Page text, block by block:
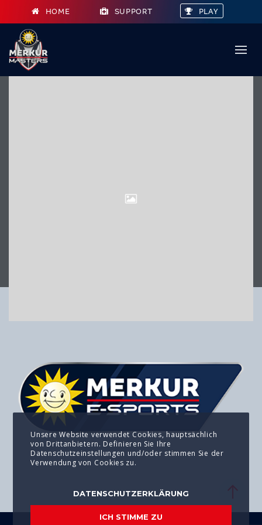
HOME SUPPORT PLAY
Unsere Website verwendet Cookies, hauptsächlich
von Drittanbietern. Definieren Sie Ihre
Datenschutzeinstellungen und/oder stimmen Sie der
Verwendung von Cookies zu.
DATENSCHUTZERKLÄRUNG
ICH STIMME ZU